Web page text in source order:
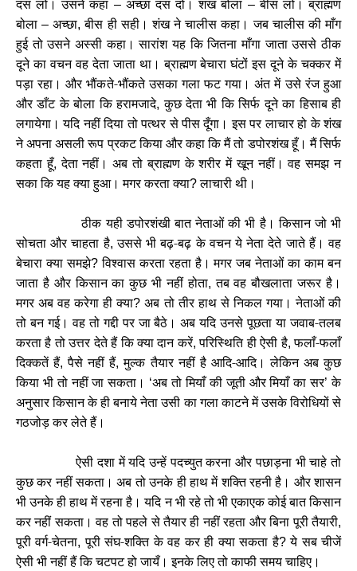
दस लो। उसने कहा – अच्छा दस दो। शंख बोला –बीस लो। ब्राह्मण
बोला–अच्छा,बीस ही सही। शंख ने चालीस कहा। जब चालीस की माँग
हुई तो उसने अस्सी कहा। सारांश यह कि जितना माँगा जाता उससे ठीक
दूने का वचन वह देता जाता था। ब्राह्मण बेचारा घंटों इस दूने के चक्कर में
पड़ा रहा। और भौंकते-भौंकते उसका गला फट गया। अंत में उसे रंज हुआ
और डाँट के बोला कि हरामजादे,कुछ देता भी कि सिर्फ दूने का हिसाब ही
लगायेगा। यदि नहीं दिया तो पत्थर से पीस दूँगा। इस पर लाचार हो के शंख
ने अपना असली रूप प्रकट किया और कहा कि मैं तो डपोरशंख हूँ। मैं सिर्फ
कहता हूँ,देता नहीं। अब तो ब्राह्मण के शरीर में खून नहीं। वह समझ न
सका कि यह क्या हुआ। मगर करता क्या?लाचारी थी।
ठीक यही डपोरशंखी बात नेताओं की भी है। किसान जो भी
सोचता और चाहता है,उससे भी बढ़-बढ़ के वचन ये नेता देते जाते हैं। वह
बेचारा क्या समझे?विश्वास करता रहता है। मगर जब नेताओं का काम बन
जाता है और किसान का कुछ भी नहीं होता,तब वह बौखलाता जरूर है।
मगर अब वह करेगा ही क्या?अब तो तीर हाथ से निकल गया। नेताओं की
तो बन गई। वह तो गद्दी पर जा बैठे। अब यदि उनसे पूछता या जवाब-तलब
करता है तो उत्तर देते हैं कि क्या दान करें,परिस्थिति ही ऐसी है,फलाँ-फलाँ
दिक्कतें हैं,पैसे नहीं हैं,मुल्क तैयार नहीं है आदि-आदि। लेकिन अब कुछ
किया भी तो नहीं जा सकता। ‘अब तो मियाँ की जूती और मियाँ का सर’के
अनुसार किसान के ही बनाये नेता उसी का गला काटने में उसके विरोधियों से
गठजोड़ कर लेते हैं।
ऐसी दशा में यदि उन्हें पदच्युत करना और पछाड़ना भी चाहे तो
कुछ कर नहीं सकता। अब तो उनके ही हाथ में शक्ति रहनी है। और शासन
भी उनके ही हाथ में रहना है। यदि न भी रहे तो भी एकाएक कोई बात किसान
कर नहीं सकता। वह तो पहले से तैयार ही नहीं रहता और बिना पूरी तैयारी,
पूरी वर्ग-चेतना,पूरी संघ-शक्ति के वह कर ही क्या सकता है?ये सब चीजें
ऐसी भी नहीं हैं कि चटपट हो जायँ। इनके लिए तो काफी समय चाहिए।